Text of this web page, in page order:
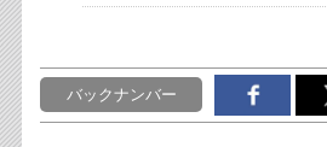
バックナンバー